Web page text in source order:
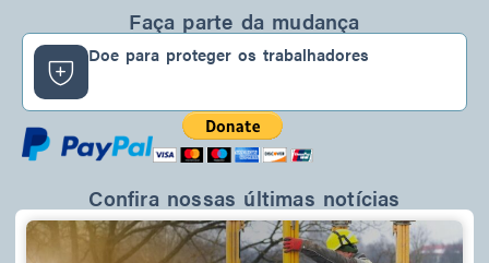
d
i
n
o
o
k
-
g
r
a
m
Faça parte da mudança
Doe para proteger os trabalhadores
Confira nossas últimas notícias